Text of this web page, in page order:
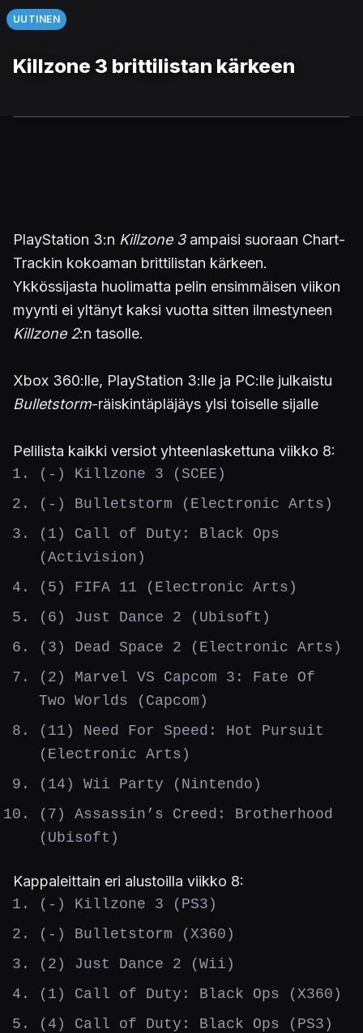
UUTINEN
Killzone 3 brittilistan kärkeen
PlayStation 3:n Killzone 3 ampaisi suoraan Chart-
Trackin kokoaman brittilistan kärkeen.
Ykkössijasta huolimatta pelin ensimmäisen viikon
myynti ei yltänyt kaksi vuotta sitten ilmestyneen
Killzone 2:n tasolle.
Xbox 360:lle, PlayStation 3:lle ja PC:lle julkaistu
Bulletstorm-räiskintäpläjäys ylsi toiselle sijalle
Pelilista kaikki versiot yhteenlaskettuna viikko 8:
(-) Killzone 3 (SCEE)
(-) Bulletstorm (Electronic Arts)
(1) Call of Duty: Black Ops
(Activision)
(5) FIFA 11 (Electronic Arts)
(6) Just Dance 2 (Ubisoft)
(3) Dead Space 2 (Electronic Arts)
(2) Marvel VS Capcom 3: Fate Of
Two Worlds (Capcom)
(11) Need For Speed: Hot Pursuit
(Electronic Arts)
(14) Wii Party (Nintendo)
(7) Assassin’s Creed: Brotherhood
(Ubisoft)
Kappaleittain eri alustoilla viikko 8:
(-) Killzone 3 (PS3)
(-) Bulletstorm (X360)
(2) Just Dance 2 (Wii)
(1) Call of Duty: Black Ops (X360)
(4) Call of Duty: Black Ops (PS3)